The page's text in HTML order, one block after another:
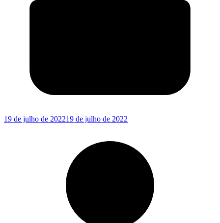
19 de julho de 202219 de julho de 2022